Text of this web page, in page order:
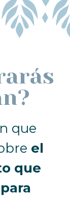
que
el
que